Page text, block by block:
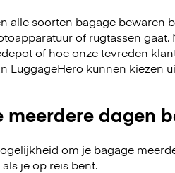
alle soorten bagage bewaren
of rugtassen
of hoe onze tevreden
LuggageHero kunnen kiezen
dagen
om je bagage
je op reis bent.